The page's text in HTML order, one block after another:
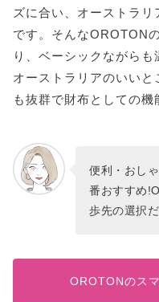
ズに合い、オーストラ
です。そんなOROTON
り、ベーシックながら
オーストラリアのいい
も抜群で財布としての機
便利・おし
番おすすめ
歩先の選択
OROTONのス